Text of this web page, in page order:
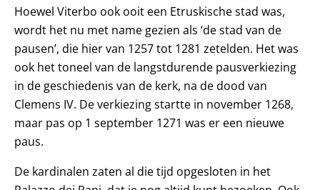
Hoewel Viterbo ook ooit een Etruskische stad was,
wordt het nu met name gezien als ‘de stad van de
pausen’, die hier van 1257 tot 1281 zetelden. Het was
ook het toneel van de langstdurende pausverkiezing
in de geschiedenis van de kerk, na de dood van
Clemens IV. De verkiezing startte in november 1268,
maar pas op 1 september 1271 was er een nieuwe
paus.
De kardinalen zaten al die tijd opgesloten in het